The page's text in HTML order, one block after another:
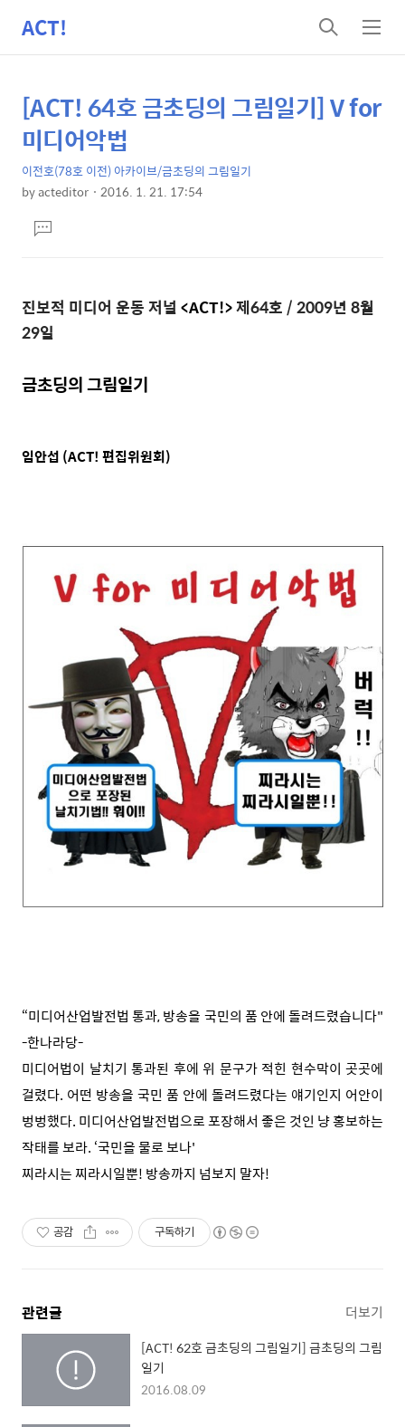
ACT!
검
색
메
뉴
상
세
텐
본
문
제
목
[ACT! 64호 금초딩의 그림일기] V for
미디어악법
이전호(78호 이전) 아카이브/금초딩의 그림일기
byacteditor 2016. 1. 21. 17:54
문댓
글
진보적 미디어 운동 저널<ACT!>제64호 / 2009년 8월
29일
금초딩의 그림일기
임안섭 (ACT! 편집위원회)
“미디어산업발전법 통과, 방송을 국민의 품 안에 돌려드렸습니다"
-한나라당-
미디어법이 날치기 통과된 후에 위 문구가 적힌 현수막이 곳곳에
걸렸다. 어떤 방송을 국민 품 안에 돌려드렸다는 얘기인지 어안이
벙벙했다. 미디어산업발전법으로 포장해서 좋은 것인 냥 홍보하는
작태를 보라. ‘국민을 물로 보나'
찌라시는 찌라시일뿐! 방송까지 넘보지 말자!
공감 구독하기
관련글 더보기
[ACT! 62호 금초딩의 그림일기] 금초딩의 그림
일기
2016.08.09